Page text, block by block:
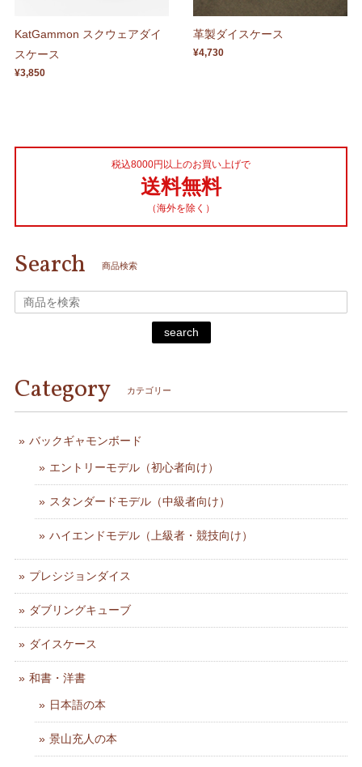
KatGammon スクウェアダイ
スケース
¥3,850
革製ダイスケース
¥4,730
税込8000円以上のお買い上げで
送料無料
（海外を除く）
Search 商品検索
search
Category カテゴリー
バックギャモンボード
エントリーモデル（初心者向け）
スタンダードモデル（中級者向け）
ハイエンドモデル（上級者・競技向け）
プレシジョンダイス
ダブリングキューブ
ダイスケース
和書・洋書
日本語の本
景山充人の本